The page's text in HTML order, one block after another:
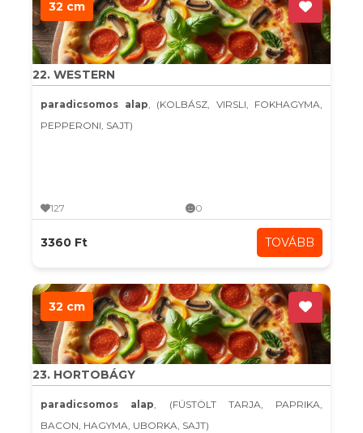
32 cm
22. WESTERN
paradicsomos alap, (KOLBÁSZ, VIRSLI, FOKHAGYMA,
PEPPERONI, SAJT)
127 0
3360 Ft TOVÁBB
32 cm
23. HORTOBÁGY
paradicsomos alap, (FÜSTÖLT TARJA, PAPRIKA,
BACON, HAGYMA, UBORKA, SAJT)